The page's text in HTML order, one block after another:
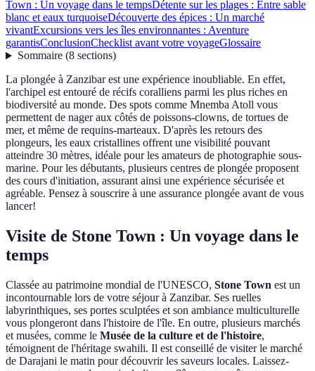
Town : Un voyage dans le tempsDétente sur les plages : Entre sable
blanc et eaux turquoiseDécouverte des épices : Un marché
vivantExcursions vers les îles environnantes : Aventure
garantisConclusionChecklist avant votre voyageGlossaire
Sommaire(8 sections)
La plongée à Zanzibar est une expérience inoubliable. En effet,
l'archipel est entouré de récifs coralliens parmi les plus riches en
biodiversité au monde. Des spots comme Mnemba Atoll vous
permettent de nager aux côtés de poissons-clowns, de tortues de
mer, et même de requins-marteaux. D'après les retours des
plongeurs, les eaux cristallines offrent une visibilité pouvant
atteindre 30 mètres, idéale pour les amateurs de photographie sous-
marine. Pour les débutants, plusieurs centres de plongée proposent
des cours d'initiation, assurant ainsi une expérience sécurisée et
agréable. Pensez à souscrire à une assurance plongée avant de vous
lancer!
Visite de Stone Town : Un voyage dans le
temps
Classée au patrimoine mondial de l'UNESCO, Stone Town est un
incontournable lors de votre séjour à Zanzibar. Ses ruelles
labyrinthiques, ses portes sculptées et son ambiance multiculturelle
vous plongeront dans l'histoire de l'île. En outre, plusieurs marchés
et musées, comme le Musée de la culture et de l'histoire,
témoignent de l'héritage swahili. Il est conseillé de visiter le marché
de Darajani le matin pour découvrir les saveurs locales. Laissez-